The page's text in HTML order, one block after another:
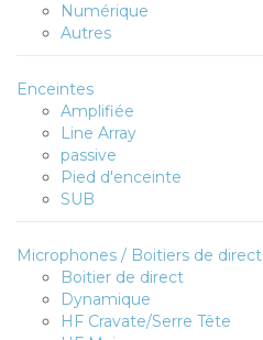
Numérique
Autres
Enceintes
Amplifiée
Line Array
passive
Pied d'enceinte
SUB
Microphones / Boitiers de direct
Boitier de direct
Dynamique
HF Cravate/Serre Tête